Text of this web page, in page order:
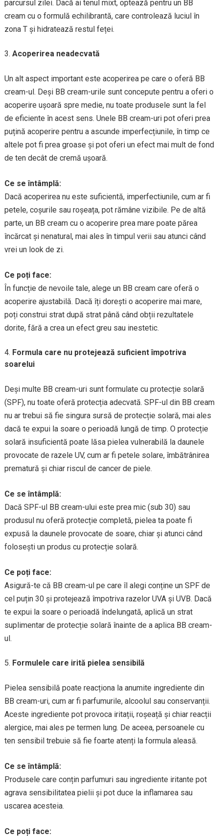
parcursul zilei. Dacă ai tenul mixt, optează pentru un BB
cream cu o formulă echilibrantă, care controlează luciul în
zona T și hidratează restul feței.
Acoperirea neadecvată
Un alt aspect important este acoperirea pe care o oferă BB
cream-ul. Deși BB cream-urile sunt concepute pentru a oferi o
acoperire ușoară spre medie, nu toate produsele sunt la fel
de eficiente în acest sens. Unele BB cream-uri pot oferi prea
puțină acoperire pentru a ascunde imperfecțiunile, în timp ce
altele pot fi prea groase și pot oferi un efect mai mult de fond
de ten decât de cremă ușoară.
Ce se întâmplă:
Dacă acoperirea nu este suficientă, imperfectiunile, cum ar fi
petele, coșurile sau roșeața, pot rămâne vizibile. Pe de altă
parte, un BB cream cu o acoperire prea mare poate părea
încărcat și nenatural, mai ales în timpul verii sau atunci când
vrei un look de zi.
Ce poți face:
În funcție de nevoile tale, alege un BB cream care oferă o
acoperire ajustabilă. Dacă îți dorești o acoperire mai mare,
poți construi strat după strat până când obții rezultatele
dorite, fără a crea un efect greu sau inestetic.
Formula care nu protejează suficient împotriva
soarelui
Deși multe BB cream-uri sunt formulate cu protecție solară
(SPF), nu toate oferă protecția adecvată. SPF-ul din BB cream
nu ar trebui să fie singura sursă de protecție solară, mai ales
dacă te expui la soare o perioadă lungă de timp. O protecție
solară insuficientă poate lăsa pielea vulnerabilă la daunele
provocate de razele UV, cum ar fi petele solare, îmbătrânirea
prematură și chiar riscul de cancer de piele.
Ce se întâmplă:
Dacă SPF-ul BB cream-ului este prea mic (sub 30) sau
produsul nu oferă protecție completă, pielea ta poate fi
expusă la daunele provocate de soare, chiar și atunci când
folosești un produs cu protecție solară.
Ce poți face:
Asigură-te că BB cream-ul pe care îl alegi conține un SPF de
cel puțin 30 și protejează împotriva razelor UVA și UVB. Dacă
te expui la soare o perioadă îndelungată, aplică un strat
suplimentar de protecție solară înainte de a aplica BB cream-
ul.
Formulele care irită pielea sensibilă
Pielea sensibilă poate reacționa la anumite ingrediente din
BB cream-uri, cum ar fi parfumurile, alcoolul sau conservanții.
Aceste ingrediente pot provoca iritații, roșeață și chiar reacții
alergice, mai ales pe termen lung. De aceea, persoanele cu
ten sensibil trebuie să fie foarte atenți la formula aleasă.
Ce se întâmplă:
Produsele care conțin parfumuri sau ingrediente iritante pot
agrava sensibilitatea pielii și pot duce la inflamarea sau
uscarea acesteia.
Ce poți face: